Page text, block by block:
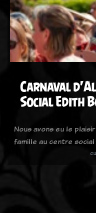
Carnaval
Social Edith
Nous avons eu le
famille au centre